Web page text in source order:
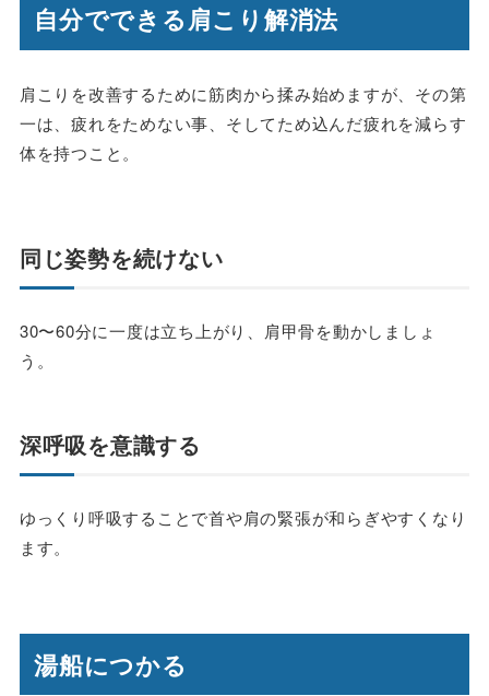
自分でできる肩こり解消法
肩こりを改善するために筋肉から揉み始めますが、その第
一は、疲れをためない事、そしてため込んだ疲れを減らす
体を持つこと。
同じ姿勢を続けない
30〜60分に一度は立ち上がり、肩甲骨を動かしましょ
う。
深呼吸を意識する
ゆっくり呼吸することで首や肩の緊張が和らぎやすくなり
ます。
湯船につかる